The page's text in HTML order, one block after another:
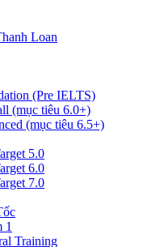
Loan
(Pre IELTS)
(mục tiêu 6.0+)
(mục tiêu 6.5+)
5.0
6.0
7.0
1
Training